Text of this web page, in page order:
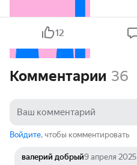
12
Комментарии 36
Войдите, чтобы комментировать
валерий добрый9 апреля 2025